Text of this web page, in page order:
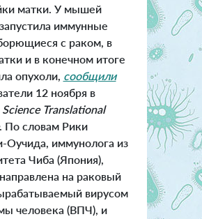
матки. У мышей
иммунные
с раком, в
и в конечном итоге
опухоли, сообщили
12 ноября в
Science Translational
По словам Рики
Оучида, иммунолога из
Чиба (Япония),
на раковый
вирусом
человека (ВПЧ), и